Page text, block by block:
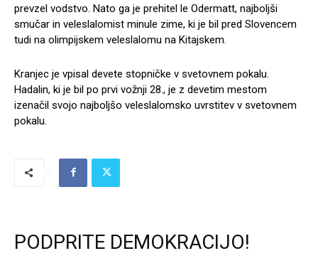
prevzel vodstvo. Nato ga je prehitel le Odermatt, najboljši
smučar in veleslalomist minule zime, ki je bil pred Slovencem
tudi na olimpijskem veleslalomu na Kitajskem.
Kranjec je vpisal devete stopničke v svetovnem pokalu.
Hadalin, ki je bil po prvi vožnji 28., je z devetim mestom
izenačil svojo najboljšo veleslalomsko uvrstitev v svetovnem
pokalu.
PODPRITE DEMOKRACIJO!